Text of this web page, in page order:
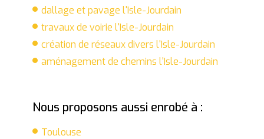
dallage et pavage l'Isle-Jourdain
travaux de voirie l'Isle-Jourdain
création de réseaux divers l'Isle-Jourdain
aménagement de chemins l'Isle-Jourdain
Nous proposons aussi enrobé à :
Toulouse